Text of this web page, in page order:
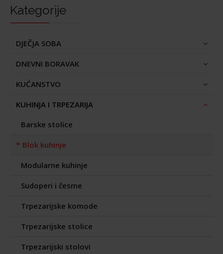
Kategorije
DJEČJA SOBA
DNEVNI BORAVAK
KUĆANSTVO
KUHINJA I TRPEZARIJA
Barske stolice
Blok kuhinje
Modularne kuhinje
Sudoperi i česme
Trpezarijske komode
Trpezarijske stolice
Trpezarijski stolovi